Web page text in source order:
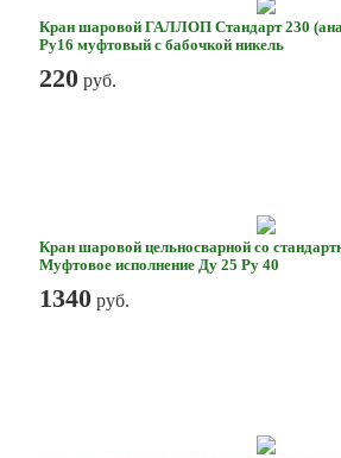
Кран шаровой ГАЛЛОП Стандарт 230
Ру16 муфтовый с бабочкой никель
220 руб.
Кран шаровой цельносварной со
Муфтовое исполнение Ду 25 Ру 40
1340 руб.